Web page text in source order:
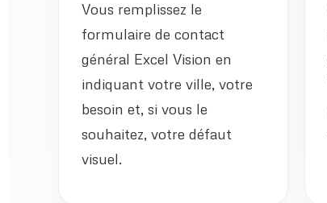
Vous remplissez le
formulaire de contact
général Excel Vision en
indiquant votre ville, votre
besoin et, si vous le
souhaitez, votre défaut
visuel.